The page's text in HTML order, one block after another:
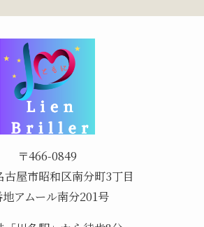
〒466-0849
古屋市昭和区南分町3丁目
アムール南分201号